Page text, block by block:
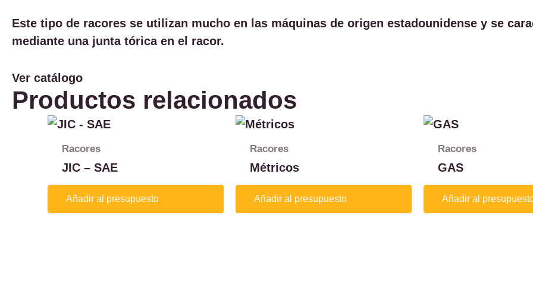
Este tipo de racores se utilizan mucho en las máquinas de origen estadounidense y se
mediante una junta tórica en el racor.
Ver catálogo
Productos relacionados
Racores
JIC – SAE
Añadir al presupuesto
Racores
Métricos
Añadir al presupuesto
Racores
GAS
Añadir al